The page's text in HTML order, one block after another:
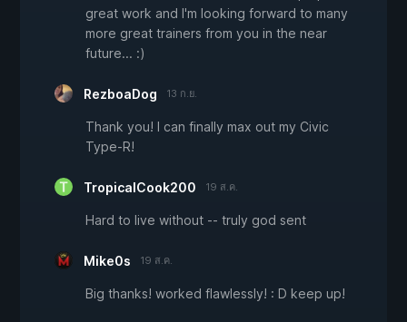
great work and I'm looking forward to many
more great trainers from you in the near
future... :)
RezboaDog 13 ก.ย.
Thank you! I can finally max out my Civic
Type-R!
TropicalCook200 19 ส.ค.
Hard to live without -- truly god sent
Mike0s 19 ส.ค.
Big thanks! worked flawlessly! : D keep up!